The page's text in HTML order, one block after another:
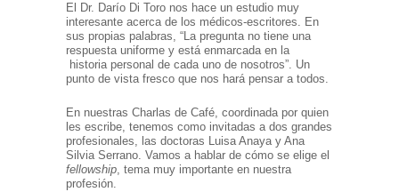
El Dr. Darío Di Toro nos hace un estudio muy
interesante acerca de los médicos-escritores. En
sus propias palabras, “La pregunta no tiene una
respuesta uniforme y está enmarcada en la
historia personal de cada uno de nosotros”. Un
punto de vista fresco que nos hará pensar a todos.
En nuestras Charlas de Café, coordinada por quien
les escribe, tenemos como invitadas a dos grandes
profesionales, las doctoras Luisa Anaya y Ana
Silvia Serrano. Vamos a hablar de cómo se elige el
fellowship, tema muy importante en nuestra
profesión.